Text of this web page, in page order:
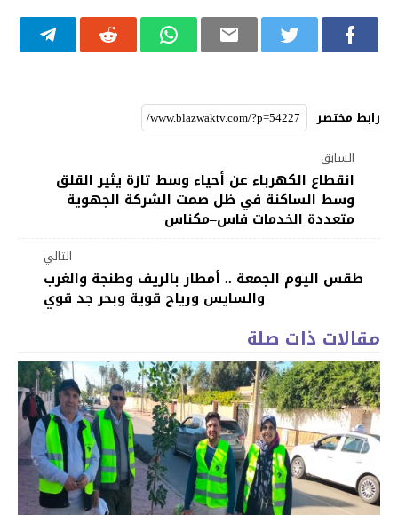
رابط مختصر
السابق
انقطاع الكهرباء عن أحياء وسط تازة يثير القلق
وسط الساكنة في ظل صمت الشركة الجهوية
متعددة الخدمات فاس–مكناس
التالي
طقس اليوم الجمعة .. أمطار بالريف وطنجة والغرب
والسايس ورياح قوية وبحر جد قوي
مقالات ذات صلة